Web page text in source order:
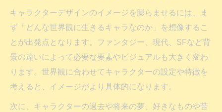
キャラクターデザインのイメージを膨らませるには、ま
ず「どんな世界観に生きるキャラなのか」を想像するこ
とが出発点となります。ファンタジー、現代、SFなど背
景の違いによって必要な要素やビジュアルも大きく変わ
ります。世界観に合わせてキャラクターの設定や特徴を
考えると、イメージがより具体的になります。
次に、キャラクターの過去や将来の夢、好きなものや苦